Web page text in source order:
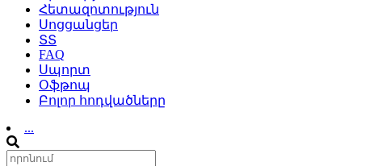
Հետազոտություն
Սոցցանցեր
ՏՏ
FAQ
Սպորտ
Օֆթոպ
Բոլոր հոդվածները
...